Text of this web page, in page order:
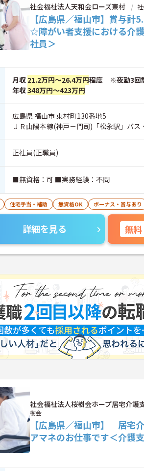
社会福祉法人天和会ローズ東村
【広島県／福山市】賞与計
☆障がい者支援における介
社員＞
月収 21.2万円～26.4万円程度 ※夜勤3回
年収348万円～423万円
広島県 福山市 東村町130番地5
ＪＲ山陽本線(神戸－門司)「松永駅」バス
正社員(正職員)
■無資格：可 ■実務経験：不問
住宅手当・補助 無資格OK ボーナス・賞与あり
詳細を見る 無料
社会福祉法人桜樹会ホープ居宅介護
樹会
【広島県／福山市】 居宅
アマネのお仕事です＜介護